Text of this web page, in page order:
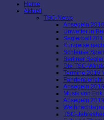
Home
Aktuell
TSC-News
Ansegeln
Unwetter in
Seglerball
Kurzreise
Schleuse
Berliner
Die TSC-
Termine 2019
Ansegeln
Musik von
Absegeln 2019
TSC-